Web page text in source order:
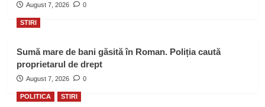
August 7, 2026 0
STIRI
Sumă mare de bani găsită în Roman. Poliția caută
proprietarul de drept
August 7, 2026 0
POLITICA STIRI